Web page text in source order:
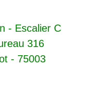
- Escalier C
316
- 75003